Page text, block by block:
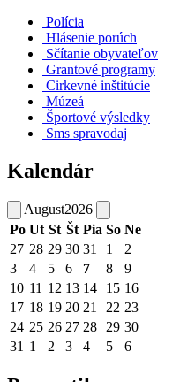
Polícia
Hlásenie porúch
Sčítanie obyvateľov
Grantové programy
Cirkevné inštitúcie
Múzeá
Športové výsledky
Sms spravodaj
Kalendár
August2026
Po Ut St Št Pia So Ne
27 28 29 30 31 1
2
3
4 5 6 7 8
9
10 11 12 13 14 15 16
17 18 19 20 21 22 23
24 25 26 27 28 29 30
31 1 2 3 4 5 6